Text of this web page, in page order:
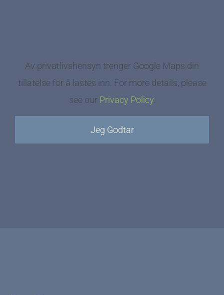
Av privatlivshensyn trenger Google Maps din
tillatelse for å lastes inn. For more details, please
see our Privacy Policy.
Jeg Godtar